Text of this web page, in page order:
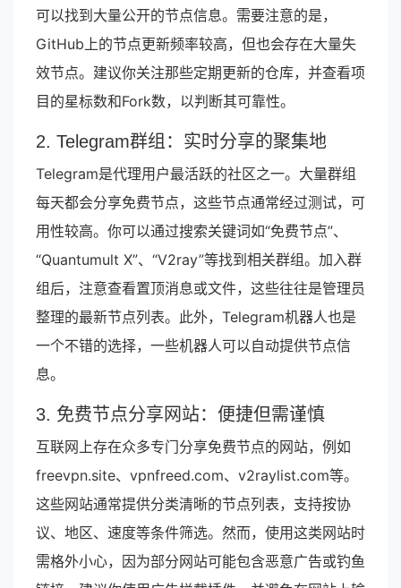
可以找到大量公开的节点信息。需要注意的是，
GitHub上的节点更新频率较高，但也会存在大量失
效节点。建议你关注那些定期更新的仓库，并查看项
目的星标数和Fork数，以判断其可靠性。
2. Telegram群组：实时分享的聚集地
Telegram是代理用户最活跃的社区之一。大量群组
每天都会分享免费节点，这些节点通常经过测试，可
用性较高。你可以通过搜索关键词如“免费节点”、
“Quantumult X”、“V2ray”等找到相关群组。加入群
组后，注意查看置顶消息或文件，这些往往是管理员
整理的最新节点列表。此外，Telegram机器人也是
一个不错的选择，一些机器人可以自动提供节点信
息。
3. 免费节点分享网站：便捷但需谨慎
互联网上存在众多专门分享免费节点的网站，例如
freevpn.site、vpnfreed.com、v2raylist.com等。
这些网站通常提供分类清晰的节点列表，支持按协
议、地区、速度等条件筛选。然而，使用这类网站时
需格外小心，因为部分网站可能包含恶意广告或钓鱼